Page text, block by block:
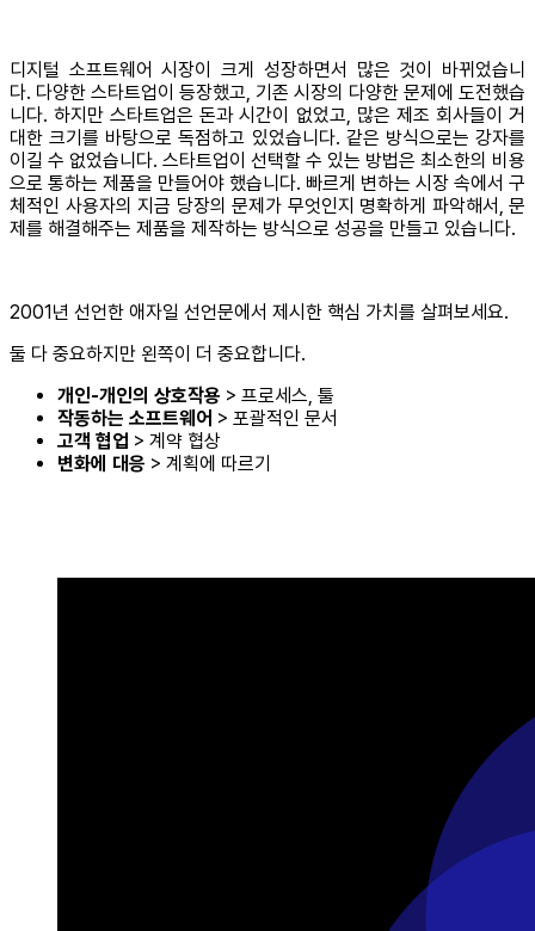
디지털 소프트웨어 시장이 크게 성장하면서 많은 것이 바뀌었습니
다. 다양한 스타트업이 등장했고, 기존 시장의 다양한 문제에 도전했습
니다. 하지만 스타트업은 돈과 시간이 없었고, 많은 제조 회사들이 거
대한 크기를 바탕으로 독점하고 있었습니다. 같은 방식으로는 강자를
이길 수 없었습니다. 스타트업이 선택할 수 있는 방법은 최소한의 비용
으로 통하는 제품을 만들어야 했습니다. 빠르게 변하는 시장 속에서 구
체적인 사용자의 지금 당장의 문제가 무엇인지 명확하게 파악해서, 문
제를 해결해주는 제품을 제작하는 방식으로 성공을 만들고 있습니다.
2001년 선언한 애자일 선언문에서 제시한 핵심 가치를 살펴보세요.
둘 다 중요하지만 왼쪽이 더 중요합니다.
개인-개인의 상호작용 > 프로세스, 툴
작동하는 소프트웨어 > 포괄적인 문서
고객 협업 > 계약 협상
변화에 대응 > 계획에 따르기